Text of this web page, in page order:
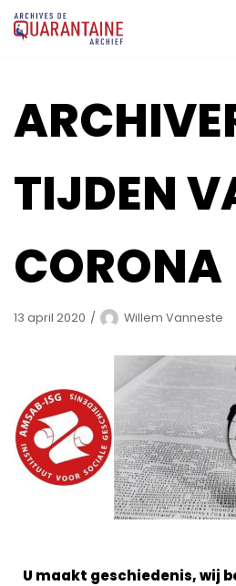
Meteen
naar
TIJDEN
CORONA
13 april 2020 Willem Vanneste
U maakt geschiedenis, wij